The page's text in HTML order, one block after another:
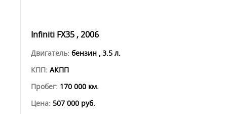
Infiniti FX35 , 2006
Двигатель: бензин , 3.5 л.
КПП: АКПП
Пробег: 170 000 км.
Цена: 507 000 руб.